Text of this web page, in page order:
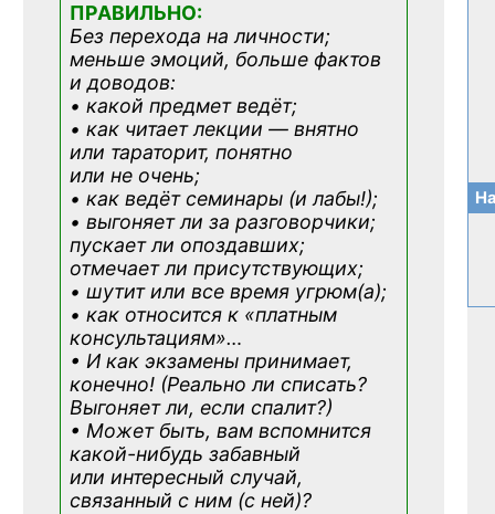
ПРАВИЛЬНО:
Без перехода на личности;
меньше эмоций, больше фактов
и доводов:
• какой предмет ведёт;
• как читает лекции — внятно
или тараторит, понятно
или не очень;
• как ведёт семинары (и лабы!);
• выгоняет ли за разговорчики;
пускает ли опоздавших;
отмечает ли присутствующих;
• шутит или все время угрюм(а);
• как относится к «платным
консультациям»…
• И как экзамены принимает,
конечно! (Реально ли списать?
Выгоняет ли, если спалит?)
• Может быть, вам вспомнится
какой-нибудь забавный
или интересный случай,
связанный с ним (с ней)?